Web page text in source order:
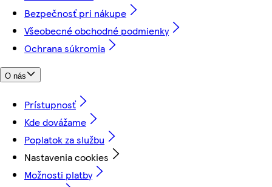
Bezpečnosť pri nákupe
Všeobecné obchodné podmienky
Ochrana súkromia
O nás
Prístupnosť
Kde dovážame
Poplatok za službu
Nastavenia cookies
Možnosti platby